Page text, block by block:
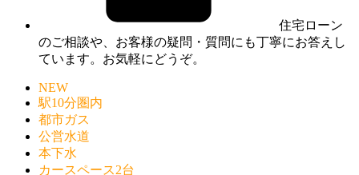
住宅ローン
のご相談や、お客様の疑問・質問にも丁寧にお答えし
ています。お気軽にどうぞ。
NEW
駅10分圏内
都市ガス
公営水道
本下水
カースペース2台